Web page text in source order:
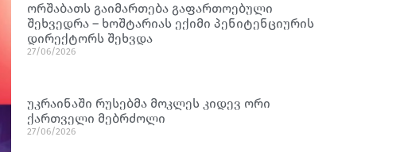
ორშაბათს გაიმართება გაფართოებული
შეხვედრა – ხოშტარიას ექიმი პენიტენციურის
დირექტორს შეხვდა
27/06/2026
უკრაინაში რუსებმა მოკლეს კიდევ ორი
ქართველი მებრძოლი
27/06/2026